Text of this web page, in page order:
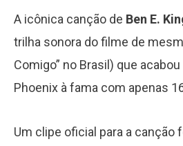
A icônica canção de Ben E.
trilha sonora do filme de
Comigo” no Brasil) que
Phoenix à fama com apenas
Um clipe oficial para a canção